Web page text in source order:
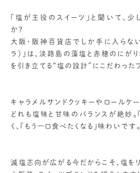
「塩が主役のスイーツ」と聞いて、
か？
大阪・阪神百貨店でしか手に入らな
ラ）」は、淡路島の藻塩と赤穂のにが
を引き立てる“塩の設計”にこだわった
キャラメルサンドクッキーやロールケー
どれも塩味と甘味のバランスが絶妙。
く、「もう一口食べたくなる」味わいです。
減塩志向が広がる今だからこそ、塩を